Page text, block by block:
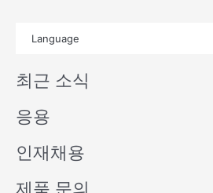
u
e
i
n
Language
최근 소식
응용
인재채용
제품 문의